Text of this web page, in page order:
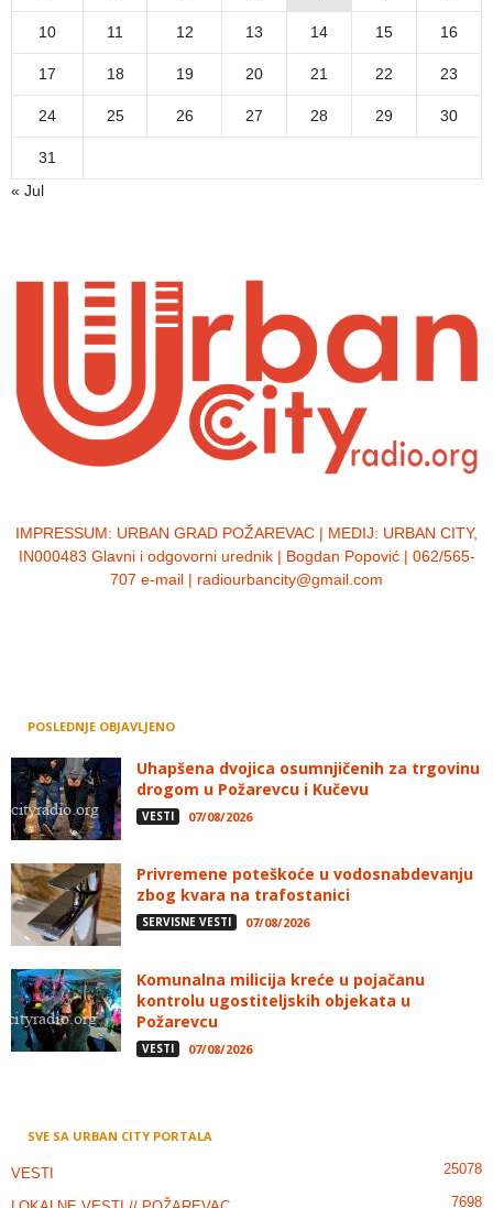
10 11 12 13 14 15 16
17 18 19 20 21 22 23
24 25 26 27 28 29 30
31
« Jul
IMPRESSUM: URBAN GRAD POŽAREVAC | MEDIJ: URBAN CITY,
IN000483 Glavni i odgovorni urednik | Bogdan Popović | 062/565-
707 e-mail | radiourbancity@gmail.com
POSLEDNJE OBJAVLJENO
Uhapšena dvojica osumnjičenih za trgovinu
drogom u Požarevcu i Kučevu
VESTI 07/08/2026
Privremene poteškoće u vodosnabdevanju
zbog kvara na trafostanici
SERVISNE VESTI 07/08/2026
Komunalna milicija kreće u pojačanu
kontrolu ugostiteljskih objekata u
Požarevcu
VESTI 07/08/2026
SVE SA URBAN CITY PORTALA
VESTI 25078
7698